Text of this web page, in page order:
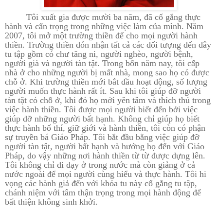
Tôi xuất gia được mười ba năm, đã cố gắng thực
hành và cẩn trọng trong những việc làm của mình. Năm
2007, tôi mở một trường thiền để cho mọi người hành
thiền. Trường thiền đón nhận tất cả các đối tượng đến đây
tu tập gồm có chư tăng ni, người nghèo, người bệnh,
người già và người tàn tật. Trong bốn năm nay, tôi cấp
nhà ở cho những người bị mất nhà, mong sao họ có được
chỗ ở. Khi trường thiền mới bắt đầu hoạt động, số lượng
người muốn thực hành rất ít. Sau khi tôi giúp đỡ người
tàn tật có chỗ ở, khi đó họ mới yên tâm và thích thú trong
việc hành thiền. Tôi được mọi người biết đến bởi việc
giúp đỡ những người bất hạnh. Không chỉ giúp họ biết
thực hành bố thí, giữ giới và hành thiền, tôi còn có phận
sự truyền bá Giáo Pháp. Tôi bắt đầu bằng việc giúp đỡ
người tàn tật, người bất hạnh và hướng họ đến với Giáo
Pháp, do vậy những nơi hành thiền từ từ được dựng lên.
Tôi không chỉ đi dạy ở trong nước mà còn giảng ở cả
nước ngoài để mọi người cùng hiểu và thực hành. Tôi hi
vọng các hành giả đến với khóa tu này cố gắng tu tập,
chánh niệm với tâm thận trọng trong mọi hành động để
bất thiện không sinh khởi.